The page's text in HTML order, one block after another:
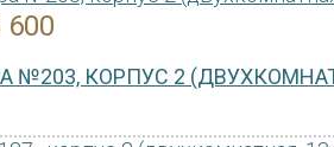
600
№203, КОРПУС 2